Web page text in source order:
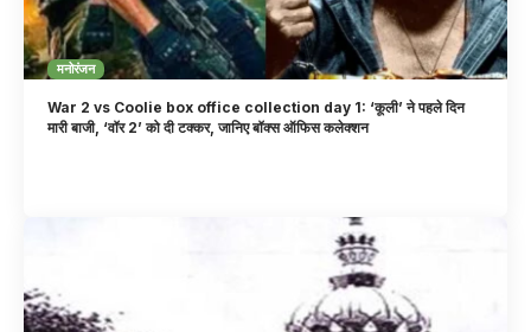
मनोरंजन
War 2 vs Coolie box office collection day 1: ‘कूली’ ने पहले दिन
मारी बाजी, ‘वॉर 2’ को दी टक्कर, जानिए बॉक्स ऑफिस कलेक्शन